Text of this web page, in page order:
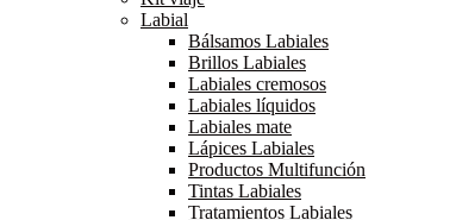
Labial
Bálsamos Labiales
Brillos Labiales
Labiales cremosos
Labiales líquidos
Labiales mate
Lápices Labiales
Productos Multifunción
Tintas Labiales
Tratamientos Labiales